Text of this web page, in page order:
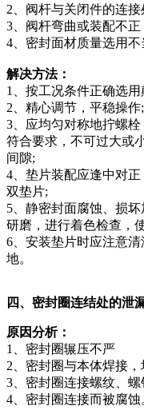
2、阀杆与关闭件的连
3、阀杆弯曲或装配不
4、密封面材质量选用
解决方法：
1、按工况条件正确选
2、精心调节，平稳操作;
3、应均匀对称地拧螺
符合要求，不可过大或
间隙;
4、垫片装配应逢中对
双垫片;
5、静密封面腐蚀、损
研磨，进行着色检查，
6、安装垫片时应注意
地。
四、密封圈连结处的泄
原因分析：
1、密封圈辗压不严
2、密封圈与本体焊接
3、密封圈连接螺纹、
4、密封圈连接而被腐蚀